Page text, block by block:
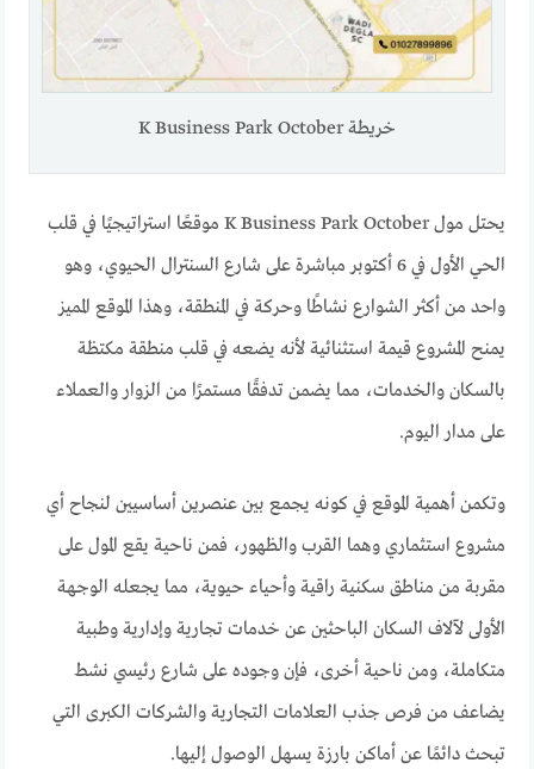
خريطة K Business Park October
يحتل مول K Business Park October موقعًا استراتيجيًا في قلب
الحي الأول في 6 أكتوبر مباشرة على شارع السنترال الحيوي، وهو
واحد من أكثر الشوارع نشاطًا وحركة في المنطقة، وهذا الموقع المميز
يمنح المشروع قيمة استثنائية لأنه يضعه في قلب منطقة مكتظة
بالسكان والخدمات، مما يضمن تدفقًا مستمرًا من الزوار والعملاء
على مدار اليوم.
وتكمن أهمية الموقع في كونه يجمع بين عنصرين أساسيين لنجاح أي
مشروع استثماري وهما القرب والظهور، فمن ناحية يقع المول على
مقربة من مناطق سكنية راقية وأحياء حيوية، مما يجعله الوجهة
الأولى لآلاف السكان الباحثين عن خدمات تجارية وإدارية وطبية
متكاملة، ومن ناحية أخرى، فإن وجوده على شارع رئيسي نشط
يضاعف من فرص جذب العلامات التجارية والشركات الكبرى التي
تبحث دائمًا عن أماكن بارزة يسهل الوصول إليها.